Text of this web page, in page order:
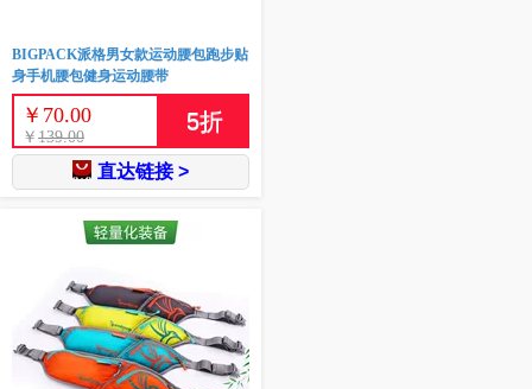
BIGPACK派格男女款运动腰包跑步贴
身手机腰包健身运动腰带
￥ 70.00
￥ 139.00
5折
直达链接 >